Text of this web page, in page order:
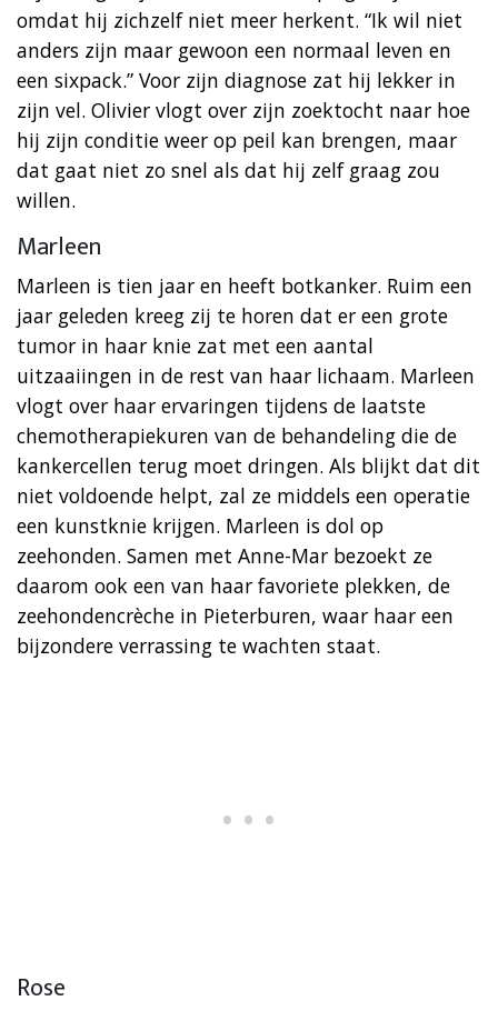
omdat hij zichzelf niet meer herkent. “Ik wil niet
anders zijn maar gewoon een normaal leven en
een sixpack.” Voor zijn diagnose zat hij lekker in
zijn vel. Olivier vlogt over zijn zoektocht naar hoe
hij zijn conditie weer op peil kan brengen, maar
dat gaat niet zo snel als dat hij zelf graag zou
willen.
Marleen
Marleen is tien jaar en heeft botkanker. Ruim een
jaar geleden kreeg zij te horen dat er een grote
tumor in haar knie zat met een aantal
uitzaaiingen in de rest van haar lichaam. Marleen
vlogt over haar ervaringen tijdens de laatste
chemotherapiekuren van de behandeling die de
kankercellen terug moet dringen. Als blijkt dat dit
niet voldoende helpt, zal ze middels een operatie
een kunstknie krijgen. Marleen is dol op
zeehonden. Samen met Anne-Mar bezoekt ze
daarom ook een van haar favoriete plekken, de
zeehondencrèche in Pieterburen, waar haar een
bijzondere verrassing te wachten staat.
Rose